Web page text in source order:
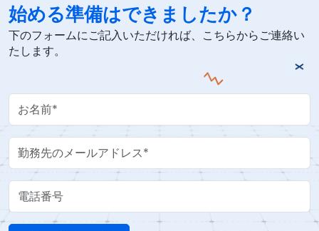
始める準備はできましたか？
下のフォームにご記入いただければ、こちらからご連絡い
たします。
Your Name
Work Email
電話番号